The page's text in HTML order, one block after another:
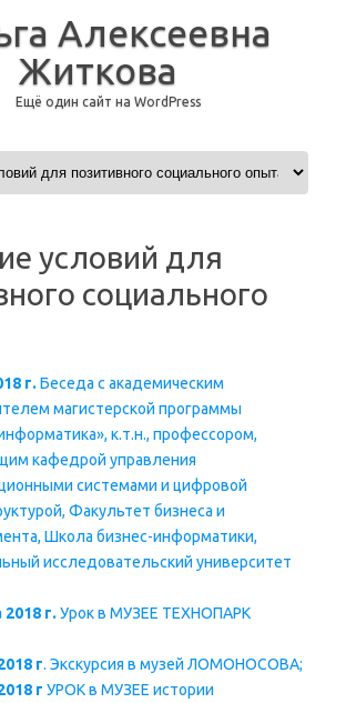
Алексеевна
Житкова
Ещё один сайт на WordPress
условий для
социального
г. Беседа с академическим
магистерской программы
к.т.н., профессором,
кафедрой управления
системами и цифровой
Факультет бизнеса и
Школа бизнес-информатики,
исследовательский университет
г. Урок в МУЗЕЕ ТЕХНОПАРК
г. Экскурсия в музей ЛОМОНОСОВА;
г УРОК в МУЗЕЕ истории